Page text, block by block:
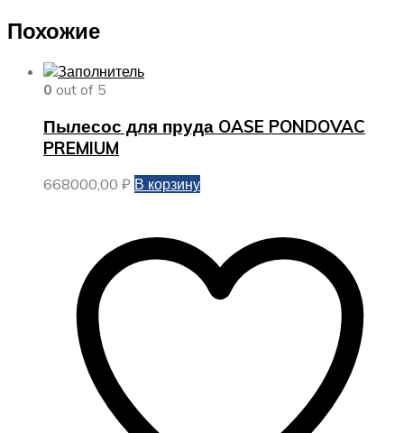
Похожие
0 out of 5
Пылесос для пруда OASE PONDOVAC
PREMIUM
668000,00 ₽ В корзину